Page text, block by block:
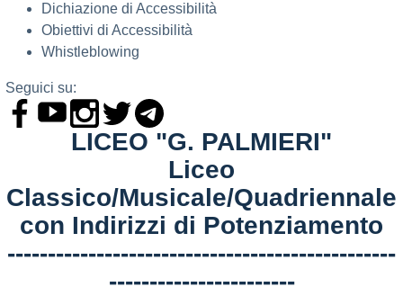
Dichiazione di Accessibilità
Obiettivi di Accessibilità
Whistleblowing
Seguici su:
LICEO "G. PALMIERI"
Liceo
Classico/Musicale/Quadriennale
con Indirizzi di Potenziamento
------------------------------------------------
-----------------------